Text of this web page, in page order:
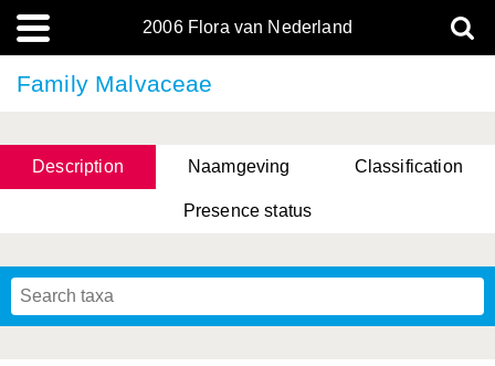
2006 Flora van Nederland
Family Malvaceae
Description Naamgeving Classification
Presence status